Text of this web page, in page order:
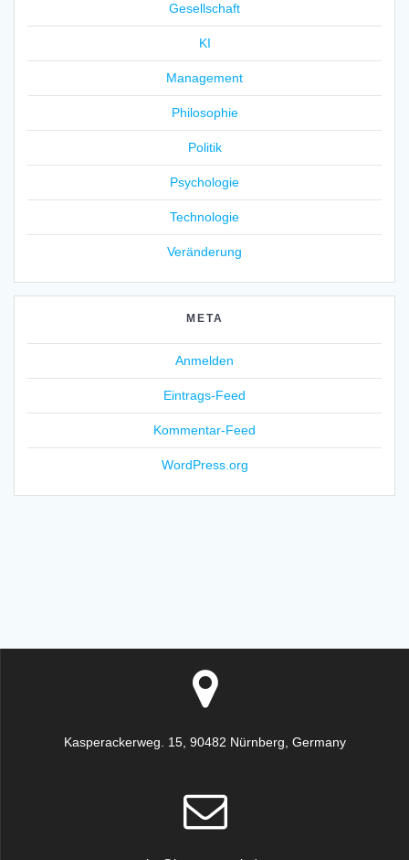
Gesellschaft
KI
Management
Philosophie
Politik
Psychologie
Technologie
Veränderung
META
Anmelden
Eintrags-Feed
Kommentar-Feed
WordPress.org
Kasperackerweg. 15, 90482 Nürnberg, Germany